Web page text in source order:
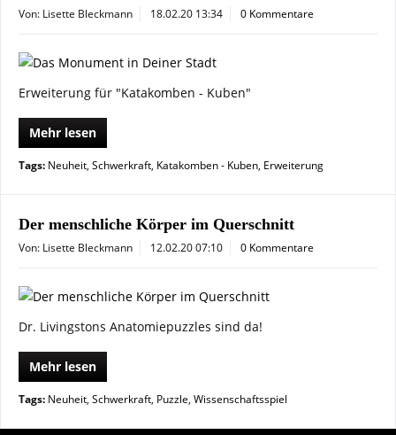
Von: Lisette Bleckmann 18.02.20 13:34 0 Kommentare
Erweiterung für "Katakomben - Kuben"
Mehr lesen
Tags: Neuheit, Schwerkraft, Katakomben - Kuben, Erweiterung
Der menschliche Körper im Querschnitt
Von: Lisette Bleckmann 12.02.20 07:10 0 Kommentare
Dr. Livingstons Anatomiepuzzles sind da!
Mehr lesen
Tags: Neuheit, Schwerkraft, Puzzle, Wissenschaftsspiel